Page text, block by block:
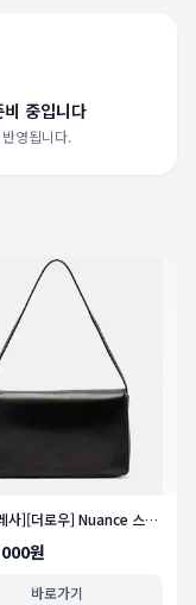
중입니다
영됩니다.
[마이테레사][더로우] Nuance 스몰 레더 숄더 백
원
바로가기